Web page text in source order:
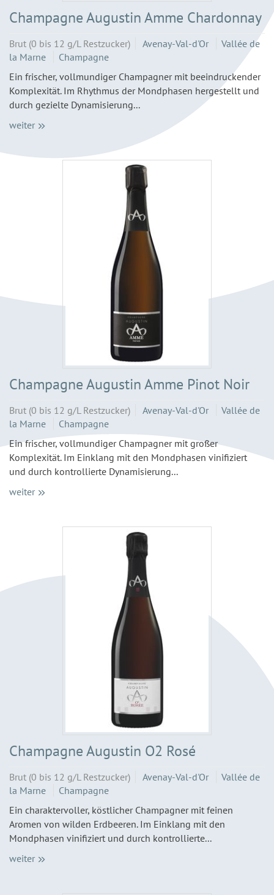
Champagne Augustin Amme Chardonnay
Brut (0 bis 12 g/L Restzucker) Avenay-Val-d'Or
Vallée de
la Marne
Champagne
Ein frischer, vollmundiger Champagner mit beeindruckender
Komplexität. Im Rhythmus der Mondphasen hergestellt und
durch gezielte Dynamisierung...
weiter
Champagne Augustin Amme Pinot Noir
Brut (0 bis 12 g/L Restzucker) Avenay-Val-d'Or
Vallée de
la Marne
Champagne
Ein frischer, vollmundiger Champagner mit großer
Komplexität. Im Einklang mit den Mondphasen vinifiziert
und durch kontrollierte Dynamisierung...
weiter
Champagne Augustin O2 Rosé
Brut (0 bis 12 g/L Restzucker) Avenay-Val-d'Or
Vallée de
la Marne
Champagne
Ein charaktervoller, köstlicher Champagner mit feinen
Aromen von wilden Erdbeeren. Im Einklang mit den
Mondphasen vinifiziert und durch kontrollierte...
weiter